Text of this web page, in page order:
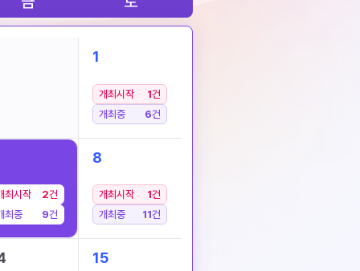
1
개최시작 1건
개최중
6건
최시작 2건
최중
9건
8
개최시작 1건
개최중
11건
15